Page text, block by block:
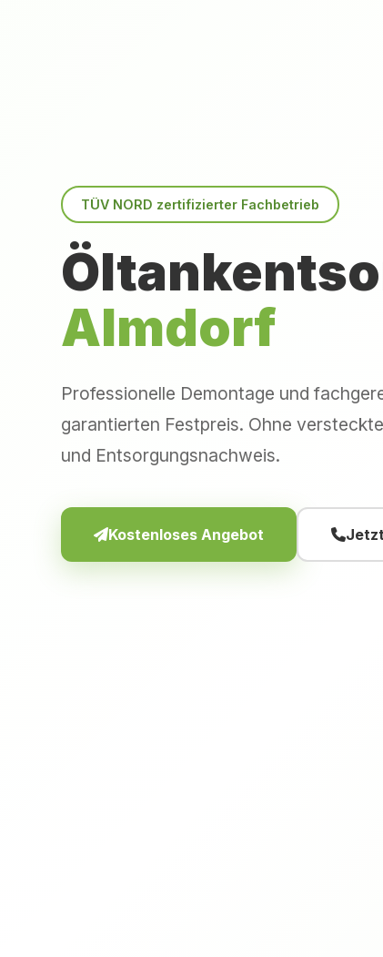
TÜV NORD zertifizierter Fachbetrieb
Almdorf
Professionelle Demontage und
garantierten Festpreis. Ohne
und Entsorgungsnachweis.
Kostenloses Angebot